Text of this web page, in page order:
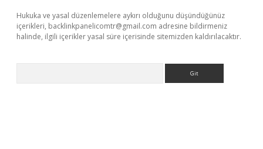
Hukuka ve yasal düzenlemelere aykırı olduğunu düşündüğünüz
içerikleri, backlinkpanelicomtr@gmail.com adresine bildirmeniz
halinde, ilgili içerikler yasal süre içerisinde sitemizden kaldırılacaktır.